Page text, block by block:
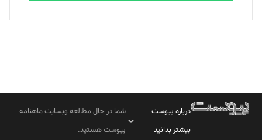
درباره پیوست
بیشتر بدانید
شما در حال مطالعه وبسایت ماهنامه
پیوست هستید.